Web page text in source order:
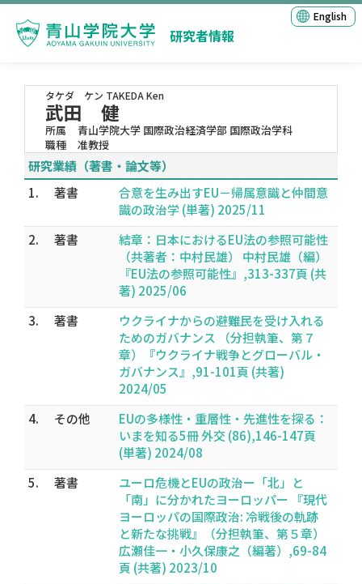
研究者情報
English
タケダ ケン TAKEDA Ken
武田 健
所属
青山学院大学 国際政治経済学部 国際政治学科
職種
准教授
研究業績（著書・論文等）
1.
著書
合意を生み出すEU－帰属意識と仲間意
識の政治学 (単著) 2025/11
2.
著書
結章：日本におけるEU法の参照可能性
（共著者：中村民雄） 中村民雄（編）
『EU法の参照可能性』,313-337頁 (共
著) 2025/06
3.
著書
ウクライナからの避難民を受け入れる
ためのガバナンス （分担執筆、第７
章）『ウクライナ戦争とグローバル・
ガバナンス』,91-101頁 (共著)
2024/05
4.
その他
EUの多様性・重層性・先進性を探る：
いまを知る5冊 外交 (86),146-147頁
(単著) 2024/08
5.
著書
ユーロ危機とEUの政治ー「北」と
「南」に分かれたヨーロッパー 『現代
ヨーロッパの国際政治: 冷戦後の軌跡
と新たな挑戦』（分担執筆、第５章）
広瀬佳一・小久保康之（編著）,69-84
頁 (共著) 2023/10